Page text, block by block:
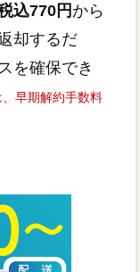
込770円から
却するだ
を確保でき
早期解約手数料